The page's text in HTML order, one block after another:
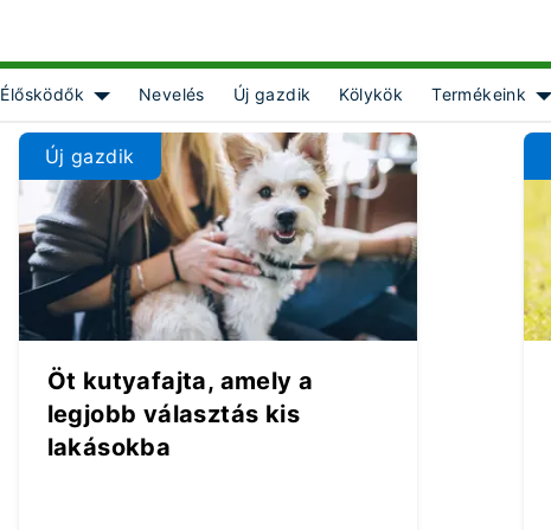
Élősködők
Show submenu for [object Object]
Nevelés Új gazdik Kölykök
Termékeink
Új gazdik
Öt kutyafajta, amely a
legjobb választás kis
lakásokba